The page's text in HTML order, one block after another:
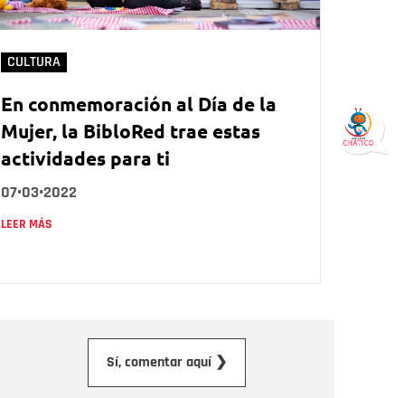
CULTURA
En conmemoración al Día de la
Mujer, la BibloRed trae estas
actividades para ti
07•03•2022
LEER MÁS
Sí, comentar aquí ❯